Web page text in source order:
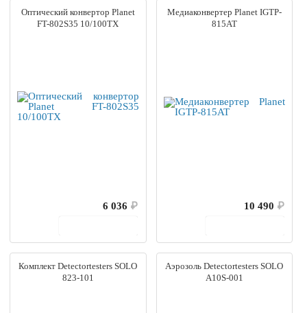
Оптический конвертор Planet
FT-802S35 10/100TX
6 036 ₽
Медиаконвертер Planet IGTP-
815AT
10 490 ₽
Комплект Detectortesters SOLO
823-101
Аэрозоль Detectortesters SOLO
A10S-001